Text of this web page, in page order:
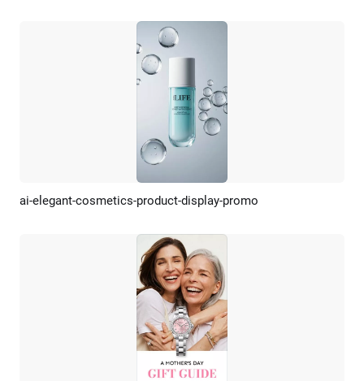
預覽 AI剪同款
ai-elegant-cosmetics-product-display-promo